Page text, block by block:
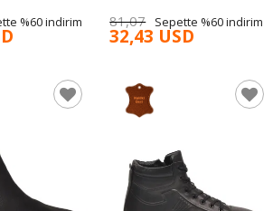
%60 indirim 81,07 Sepette %60 indirim
32,43 USD